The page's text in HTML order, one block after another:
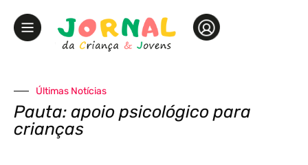
Últimas Notícias
Pauta: apoio psicológico para
crianças